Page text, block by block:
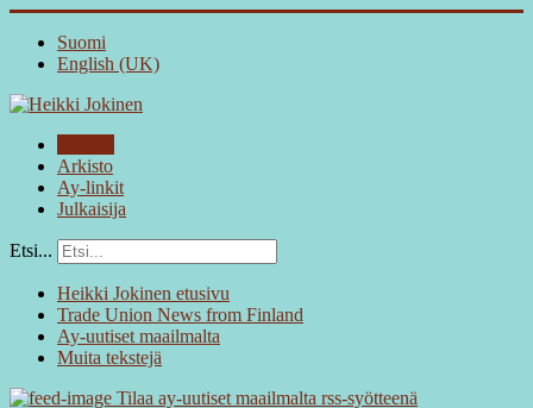
Suomi
English (UK)
Arkisto
Ay-linkit
Julkaisija
Etsi...
Heikki Jokinen etusivu
Trade Union News from Finland
Ay-uutiset maailmalta
Muita tekstejä
Tilaa ay-uutiset maailmalta rss-syötteenä